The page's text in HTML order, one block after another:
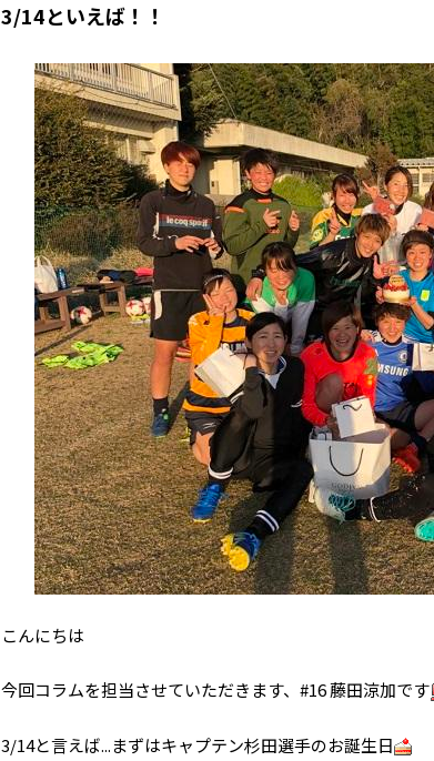
3/14といえば！！
こんにちは
今回コラムを担当させていただきます、#16 藤田涼加です
3/14と言えば...まずはキャプテン杉田選手のお誕生日